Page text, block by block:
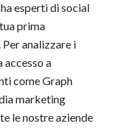
esperti di social
prima
analizzare i
accesso a
come Graph
marketing
le nostre aziende